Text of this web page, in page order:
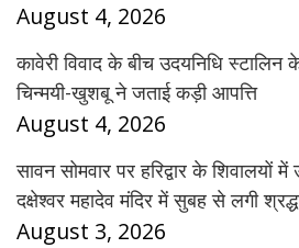
August 4, 2026
कावेरी विवाद के बीच उदयनिधि स्टालिन
चिन्मयी-खुशबू ने जताई कड़ी आपत्ति
August 4, 2026
सावन सोमवार पर हरिद्वार के शिवालयों
दक्षेश्वर महादेव मंदिर में सुबह से लगी
August 3, 2026